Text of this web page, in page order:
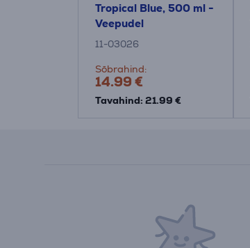
Tropical Blue, 500 ml -
Veepudel
11-03026
Sõbrahind:
14.99 €
Tavahind: 21.99 €